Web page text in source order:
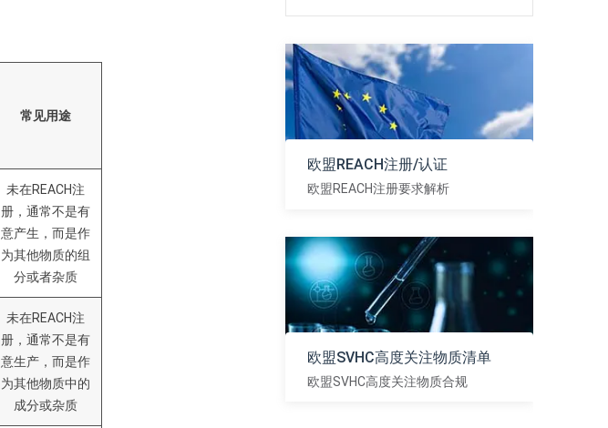
常 见用途
未在REACH注
册，通常不是有
意产生，而是作
为其他物质的组
分或者杂质
未在REACH注
册，通常不是有
意生产，而是作
为其他物质中的
成分或杂质
欧盟REACH注册/认证
欧盟REACH注册要求解析
欧盟SVHC高度关注物质清单
欧盟SVHC高度关注物质合规